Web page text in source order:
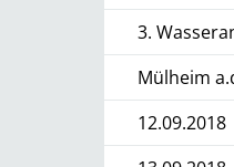
3.
Mülheim
12.09.2018